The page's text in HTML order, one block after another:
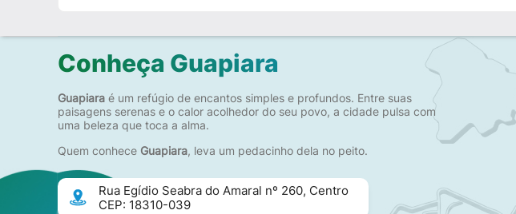
Conheça Guapiara
Guapiara é um refúgio de encantos simples e profundos. Entre suas
paisagens serenas e o calor acolhedor do seu povo, a cidade pulsa com
uma beleza que toca a alma.
Quem conhece Guapiara, leva um pedacinho dela no peito.
Rua Egídio Seabra do Amaral nº 260, Centro
CEP: 18310-039